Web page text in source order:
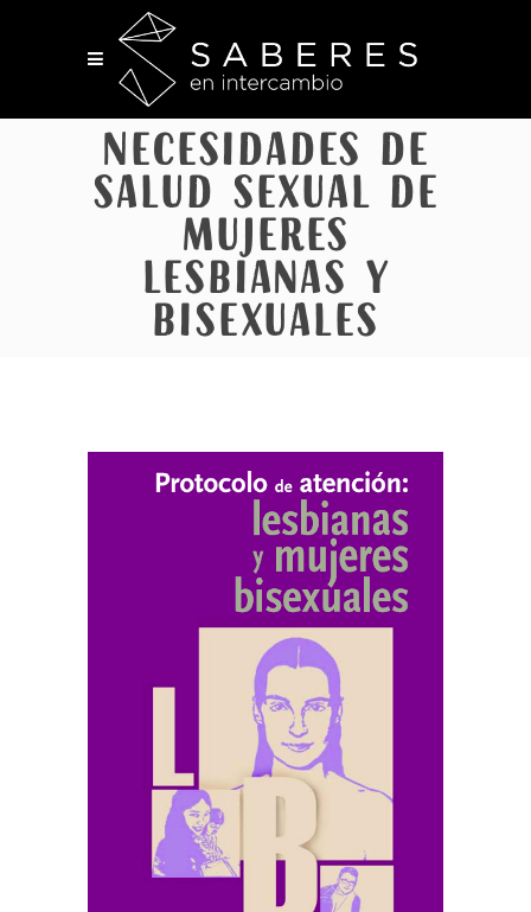
Necesidades de
salud sexual de
mujeres
lesbianas y
bisexuales